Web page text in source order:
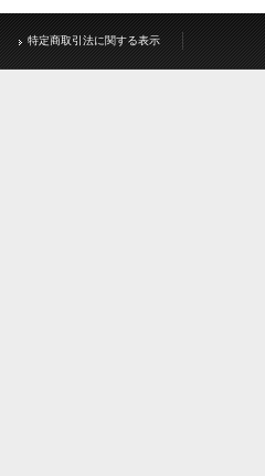
特定商取引法に関する表示